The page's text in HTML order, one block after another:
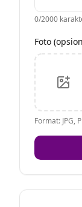
0/2000
Foto
Format: JPG,